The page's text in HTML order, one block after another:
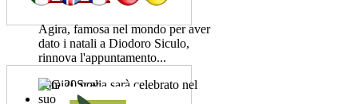
Agira, famosa nel mondo per aver
dato i natali a Diodoro Siculo,
rinnova l'appuntamento...
dom 20 nov